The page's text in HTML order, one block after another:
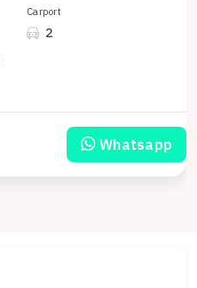
Carport
2
Whatsapp